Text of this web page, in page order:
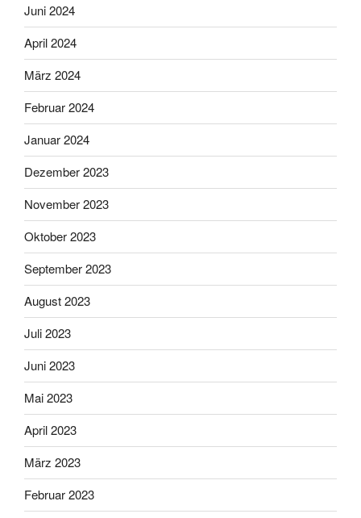
Juni 2024
April 2024
März 2024
Februar 2024
Januar 2024
Dezember 2023
November 2023
Oktober 2023
September 2023
August 2023
Juli 2023
Juni 2023
Mai 2023
April 2023
März 2023
Februar 2023